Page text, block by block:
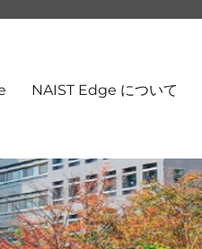
NAIST Edge について